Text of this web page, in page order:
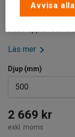
Hyllställ med
god stabilitet.
både öppen och
Läs mer
Djup (mm)
500
400
500
2 669 kr
exkl. moms
Avvisa alla